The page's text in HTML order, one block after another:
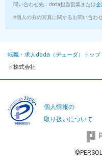
問い合わせ先：doda担当営業または企
※個人の方の写真に関するお問い合わ
転職・求人doda（デューダ）トップ
ト株式会社
個人情報の
取り扱いについて